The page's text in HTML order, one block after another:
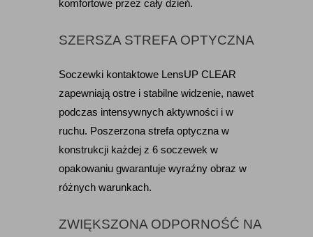
komfortowe przez cały dzień.
SZERSZA STREFA OPTYCZNA
Soczewki kontaktowe LensUP CLEAR
zapewniają ostre i stabilne widzenie, nawet
podczas intensywnych aktywności i w
ruchu. Poszerzona strefa optyczna w
konstrukcji każdej z 6 soczewek w
opakowaniu gwarantuje wyraźny obraz w
różnych warunkach.
ZWIĘKSZONA ODPORNOŚĆ NA